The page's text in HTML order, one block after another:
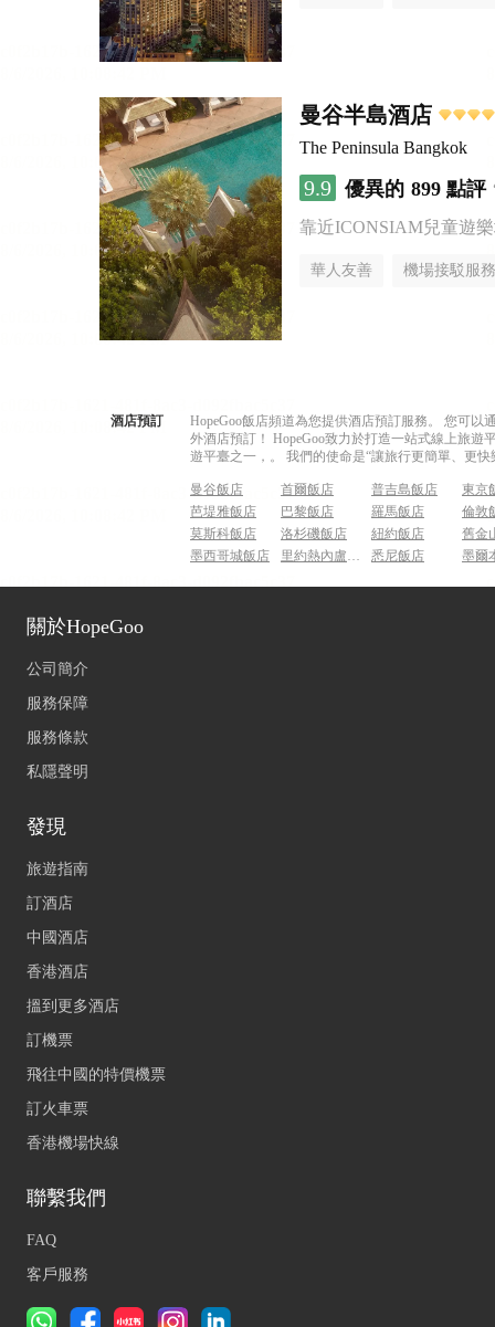
曼谷半島酒店
The Peninsula Bangkok
9.9 優異的 899 點評
靠近ICONSIAM兒童遊
華人友善 機場接駁服務
酒店預訂
HopeGoo飯店頻道為您提供酒店預訂服務。 您可
外酒店預訂！ HopeGoo致力於打造一站式線上旅
遊平臺之一，。 我們的使命是“讓旅行更簡單、更
曼谷飯店 首爾飯店 普吉島飯店
東京
芭堤雅飯店
巴黎飯店 羅馬飯店
倫敦
莫斯科飯店
洛杉磯飯店 紐約飯店
舊金
墨西哥城飯店
里約熱內盧飯店 悉尼飯店 墨爾
關於HopeGoo
公司簡介
服務保障
服務條款
私隱聲明
發現
旅遊指南
訂酒店
中國酒店
香港酒店
搵到更多酒店
訂機票
飛往中國的特價機票
訂火車票
香港機場快線
聯繫我們
FAQ
客戶服務